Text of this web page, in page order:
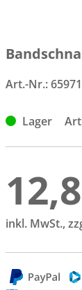
Art.-Nr.:65971
Lager
inkl. MwSt.,